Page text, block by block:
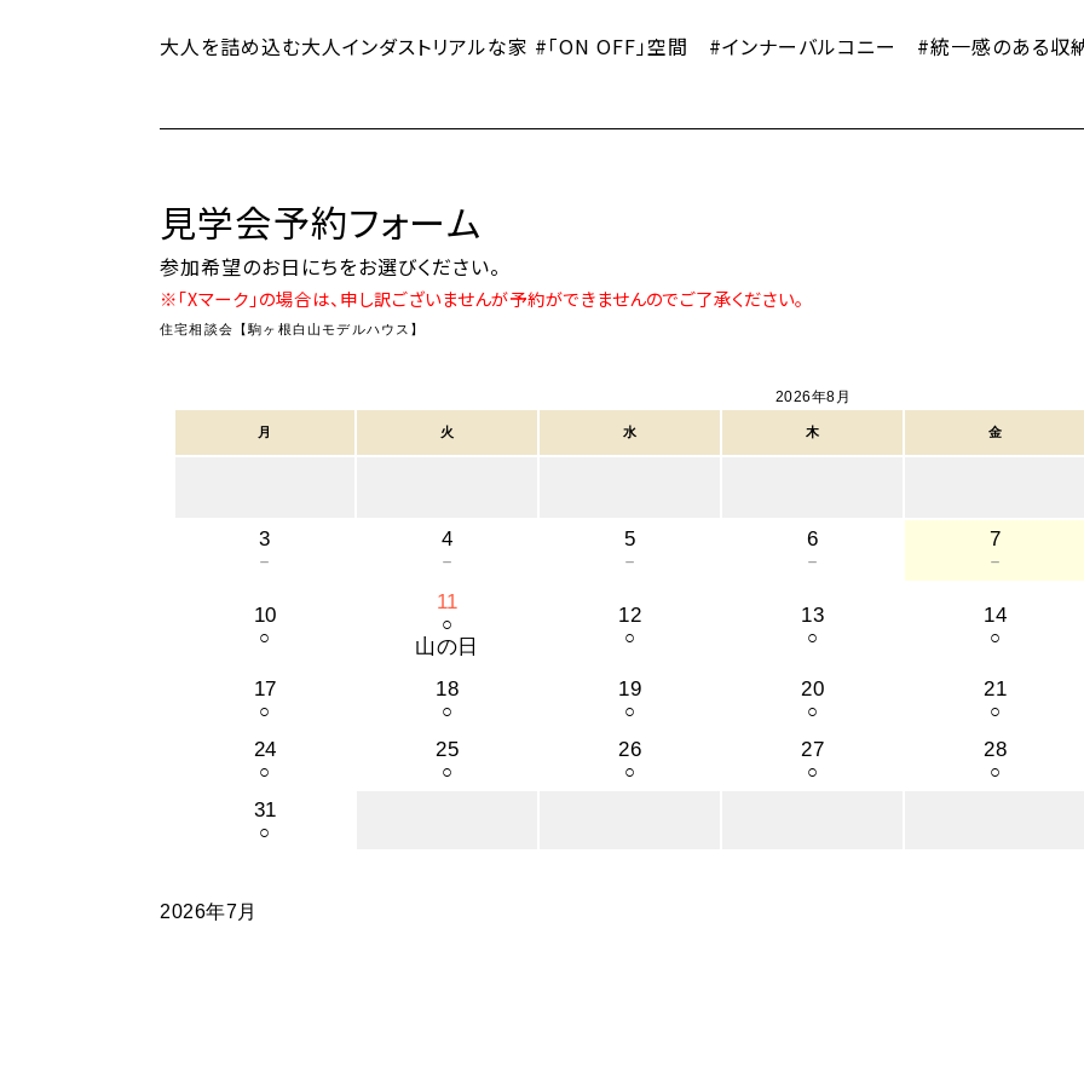
大人を詰め込む大人インダストリアルな家 #「ON OFF」空間 #インナーバルコニー #統一感のある収
見学会予約フォーム
参加希望のお日にちをお選びください。
※「Xマーク」の場合は、申し訳ございませんが予約ができませんのでご了承ください。
住宅相談会【駒ヶ根白山モデルハウス】
2026年8月
月 火 水 木 金
3
－
4
－
5
－
6
－
7
－
10
○
11
○
山の日
12
○
13
○
14
○
17
○
18
○
19
○
20
○
21
○
24
○
25
○
26
○
27
○
28
○
31
○
2026年7月